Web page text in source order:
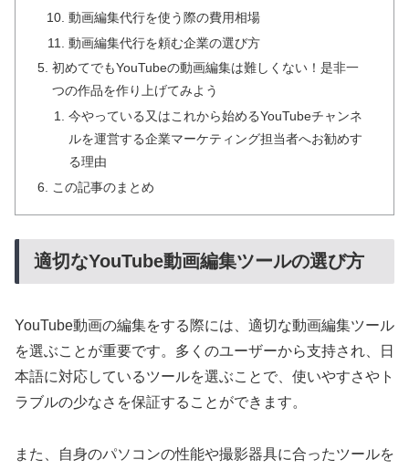
動画編集代行を使う際の費用相場
動画編集代行を頼む企業の選び方
初めてでもYouTubeの動画編集は難しくない！是非一
つの作品を作り上げてみよう
今やっている又はこれから始めるYouTubeチャンネ
ルを運営する企業マーケティング担当者へお勧めす
る理由
この記事のまとめ
適切なYouTube動画編集ツールの選び方
YouTube動画の編集をする際には、適切な動画編集ツール
を選ぶことが重要です。多くのユーザーから支持され、日
本語に対応しているツールを選ぶことで、使いやすさやト
ラブルの少なさを保証することができます。
また、自身のパソコンの性能や撮影器具に合ったツールを